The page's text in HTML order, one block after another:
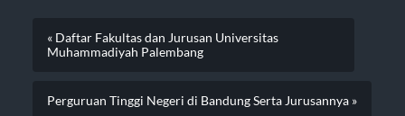
« Daftar Fakultas dan Jurusan Universitas
Muhammadiyah Palembang
Perguruan Tinggi Negeri di Bandung Serta Jurusannya »